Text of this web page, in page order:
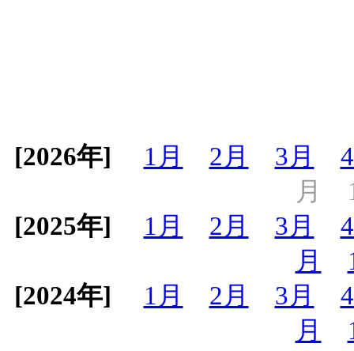
[2026年] 1月 2月 3月
月
[2025年]
1月 2月 3月
月
[2024年]
1月 2月 3月
月